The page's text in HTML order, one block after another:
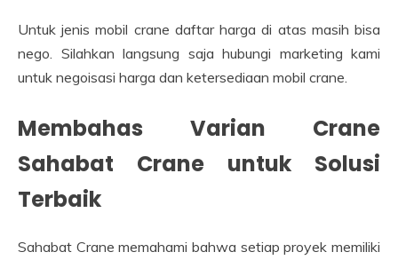
Untuk jenis mobil crane daftar harga di atas masih bisa
nego. Silahkan langsung saja hubungi marketing kami
untuk negoisasi harga dan ketersediaan mobil crane.
Membahas Varian Crane
Sahabat Crane untuk Solusi
Terbaik
Sahabat Crane memahami bahwa setiap proyek memiliki